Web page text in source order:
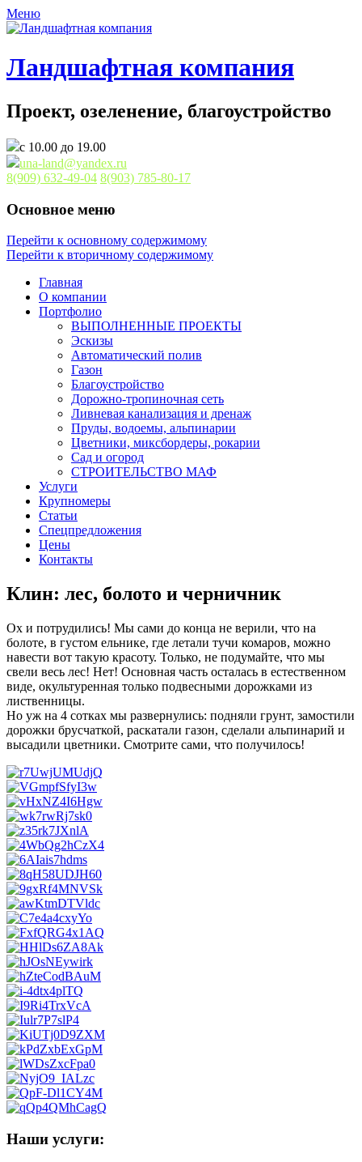
Меню
Ландшафтная компания
Проект, озеленение, благоустройство
с 10.00 до 19.00
una-land@yandex.ru
8(909) 632-49-04 8(903) 785-80-17
Основное меню
Перейти к основному содержимому
Перейти к вторичному содержимому
Главная
О компании
Портфолио
ВЫПОЛНЕННЫЕ ПРОЕКТЫ
Эскизы
Автоматический полив
Газон
Благоустройство
Дорожно-тропиночная сеть
Ливневая канализация и дренаж
Пруды, водоемы, альпинарии
Цветники, миксбордеры, рокарии
Сад и огород
СТРОИТЕЛЬСТВО МАФ
Услуги
Крупномеры
Статьи
Спецпредложения
Цены
Контакты
Клин: лес, болото и черничник
Ох и потрудились! Мы сами до конца не верили, что на
болоте, в густом ельнике, где летали тучи комаров, можно
навести вот такую красоту. Только, не подумайте, что мы
свели весь лес! Нет! Основная часть осталась в естественном
виде, окультуренная только подвесными дорожками из
лиственницы.
Но уж на 4 сотках мы развернулись: подняли грунт, замостили
дорожки брусчаткой, раскатали газон, сделали альпинарий и
высадили цветники. Смотрите сами, что получилось!
Наши услуги: